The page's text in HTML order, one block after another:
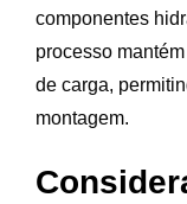
componentes
processo
de carga,
montagem.